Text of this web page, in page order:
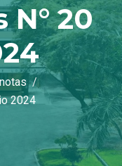
20
2024